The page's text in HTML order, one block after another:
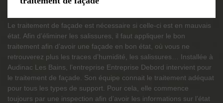
Le traitement de façade est nécessaire si celle-ci est en mauvais
état. Afin d’éliminer les salissures, il faut appliquer le bon
traitement afin d’avoir une façade en bon état, où vous ne
retrouverez plus les traces d’humidité, les salissures… Installée à
Audinac Les Bains, l’entreprise Entreprise Debord intervient pour
le traitement de façade. Son équipe connait le traitement adéquat
pour tous les types de support. Pour cela, elle commence
toujours par une inspection afin d’avoir les informations sur l’état